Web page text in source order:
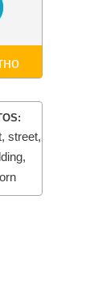
street,